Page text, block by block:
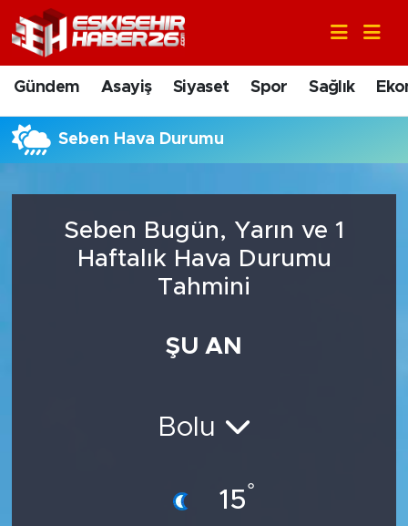
Gündem Asayiş Siyaset Spor Sağlık
Seben Hava Durumu
Seben Bugün, Yarın ve 1
Haftalık Hava Durumu
Tahmini
ŞU AN
Bolu
15°
Gündem
Asayiş
Siyaset
Sağlık
Nöbetçi Eczaneler
Hava Durumu
Trafik Durumu
Tüm Manşetler